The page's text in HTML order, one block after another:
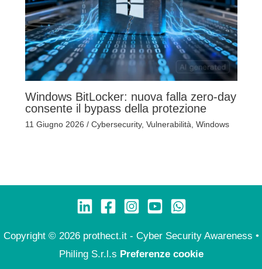
Windows BitLocker: nuova falla zero-day
consente il bypass della protezione
11 Giugno 2026 / Cybersecurity, Vulnerabilità Windows
Copyright © 2026 prothect.it - Cyber Security Awareness •
Philing S.r.l.s Preferenze cookie